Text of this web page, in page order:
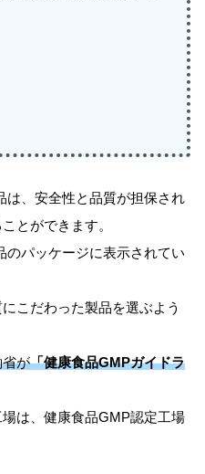
は、安全性と品質が担保され
とができます。
パッケージに表示されてい
こだわった製品を選ぶよう
が「健康食品GMPガイドラ
は、健康食品GMP認定工場